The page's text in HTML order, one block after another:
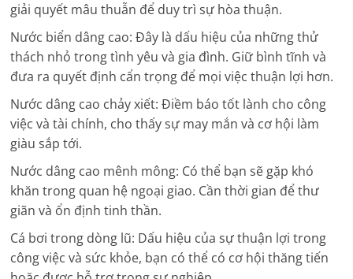
giải quyết mâu thuẫn để duy trì sự hòa thuận.
Nước biển dâng cao: Đây là dấu hiệu của những thử
thách nhỏ trong tình yêu và gia đình. Giữ bình tĩnh và
đưa ra quyết định cẩn trọng để mọi việc thuận lợi hơn.
Nước dâng cao chảy xiết: Điềm báo tốt lành cho công
việc và tài chính, cho thấy sự may mắn và cơ hội làm
giàu sắp tới.
Nước dâng cao mênh mông: Có thể bạn sẽ gặp khó
khăn trong quan hệ ngoại giao. Cần thời gian để thư
giãn và ổn định tinh thần.
Cá bơi trong dòng lũ: Dấu hiệu của sự thuận lợi trong
công việc và sức khỏe, bạn có thể có cơ hội thăng tiến